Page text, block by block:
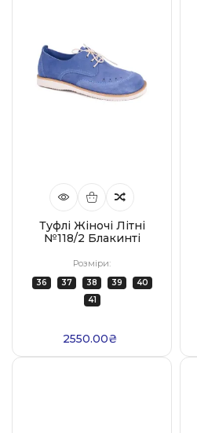
Туфлі Жіночі Літні
№118/2 Блакинті
Розміри:
36 37 38 39
40
41
2550.00₴